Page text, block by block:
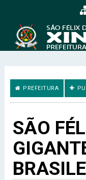
PREFEITURA
SÃO